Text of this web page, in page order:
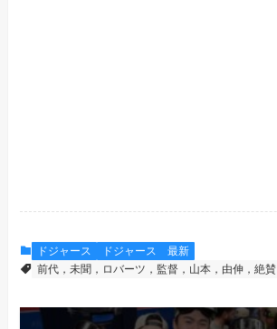
ドジャース
ドジャース 最新
前代，未聞，ロバーツ，監督，山本，由伸，絶賛